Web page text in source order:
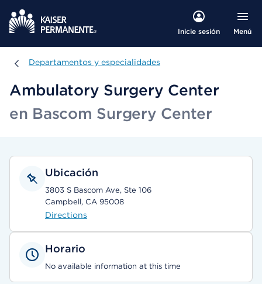
Inicie sesión Menú
Departamentos y especialidades
Departamentos y especialidades
Ambulatory Surgery Center
en Bascom Surgery Center
Ubicación
3803 S Bascom Ave, Ste 106
Campbell, CA 95008
Directions
Horario
No available information at this time